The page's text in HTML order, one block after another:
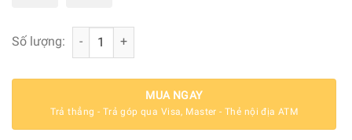
Số lượng: Muôi Thủng Hớt Bọt Roesle 10cm, 12cm số lượng
MUA NGAY
Trả thẳng - Trả góp qua Visa, Master - Thẻ nội địa ATM